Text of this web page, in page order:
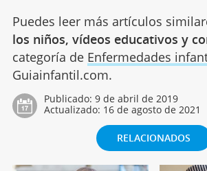
Puedes leer más artículos
los niños, vídeos educativos y
categoría de Enfermedades
Guiainfantil.com.
Publicado: 9 de abril de 2019
Actualizado: 16 de agosto de 2021
RELACIONADOS